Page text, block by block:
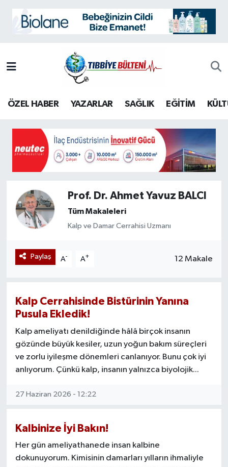
ÖZEL HABER YAZARLAR SAĞLIK EĞİTİM
Prof. Dr. Ahmet Yavuz BALCI
Tüm Makaleleri
Kalp ve Damar Cerrahisi Uzmanı
Paylaş A- A+ 12 Makale
Kalp Cerrahisinde Bistürinin Yanına
Pusula Ekledik!
Kalp ameliyatı denildiğinde hâlâ birçok insanın
gözünde büyük kesiler, uzun yoğun bakım süreçleri
ve zorlu iyileşme dönemleri canlanıyor. Bunu çok iyi
anlıyorum. Çünkü kalp, insanın yalnızca biyolojik...
27 Haziran 2026 - 12:22
Kalbinize İyi Bakın!
Her gün ameliyathanede insan kalbine
dokunuyorum. Kimisinin damarları yılların ihmaliyle
SAĞLIK
TARİH
İletişim
Künye
Hava Durumu
Süper Lig Puan Durumu ve Fikstür
Tüm Manşetler
Son Dakika Haberleri
Haber Arşivi